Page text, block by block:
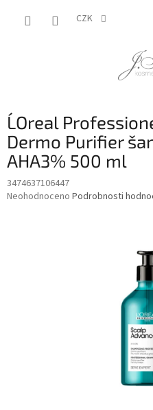
CZK
L´Oreal
Dermo Purifier
AHA3% 500 ml
3474637106447
Průměrné
Neohodnoceno Podrobnosti